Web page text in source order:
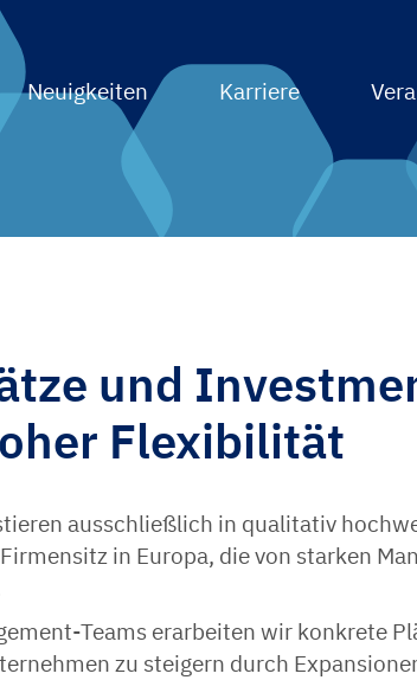
Neuigkeiten Karriere
und
Flexibilität
ausschließlich in qualitativ
in Europa, die von starken
Teams erarbeiten wir konkrete
zu steigern durch